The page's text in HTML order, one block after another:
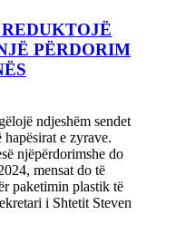
PËRDORIM
ndjeshëm sendet
e zyrave.
njëpërdorimshe do
mensat do të
paketimin plastik të
i Shtetit Steven